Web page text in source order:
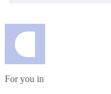
For you in